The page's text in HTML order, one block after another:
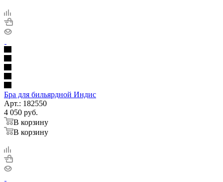
Бра для бильярдной Индис
Арт.: 182550
4 050 руб.
В корзину
В корзину